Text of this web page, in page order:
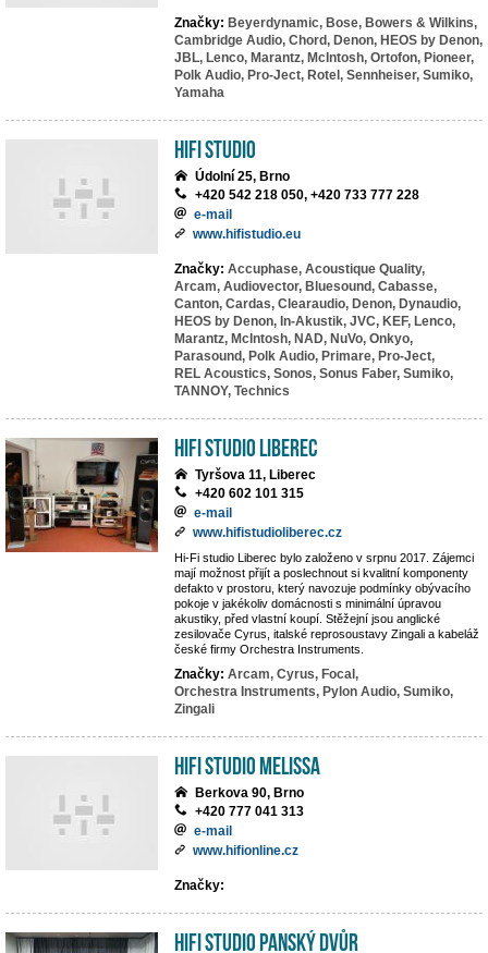
Značky: Beyerdynamic, Bose, Bowers & Wilkins,
Cambridge Audio, Chord, Denon, HEOS by Denon,
JBL, Lenco, Marantz, McIntosh, Ortofon, Pioneer,
Polk Audio, Pro-Ject, Rotel, Sennheiser, Sumiko,
Yamaha
HiFi Studio
Údolní 25, Brno
+420 542 218 050, +420 733 777 228
e-mail
www.hifistudio.eu
Značky: Accuphase, Acoustique Quality,
Arcam, Audiovector, Bluesound, Cabasse,
Canton, Cardas, Clearaudio, Denon, Dynaudio,
HEOS by Denon, In-Akustik, JVC, KEF, Lenco,
Marantz, McIntosh, NAD, NuVo, Onkyo,
Parasound, Polk Audio, Primare, Pro-Ject,
REL Acoustics, Sonos, Sonus Faber, Sumiko,
TANNOY, Technics
HiFi studio Liberec
Tyršova 11, Liberec
+420 602 101 315
e-mail
www.hifistudioliberec.cz
Hi-Fi studio Liberec bylo založeno v srpnu 2017. Zájemci
mají možnost přijít a poslechnout si kvalitní komponenty
defakto v prostoru, který navozuje podmínky obývacího
pokoje v jakékoliv domácnosti s minimální úpravou
akustiky, před vlastní koupí. Stěžejní jsou anglické
zesilovače Cyrus, italské reprosoustavy Zingali a kabeláž
české firmy Orchestra Instruments.
Značky: Arcam, Cyrus, Focal,
Orchestra Instruments, Pylon Audio, Sumiko,
Zingali
Hifi studio MeLiSSA
Berkova 90, Brno
+420 777 041 313
e-mail
www.hifionline.cz
Značky:
Hifi Studio Panský Dvůr